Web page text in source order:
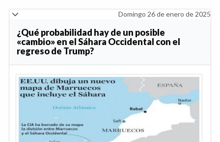
Domingo 26 de enero de 2025
¿Qué probabilidad hay de un posible
«cambio» en el Sáhara Occidental con el
regreso de Trump?